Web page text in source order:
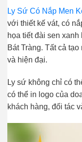
Ly Sứ Có Nắp Men
với thiết kế vát, có
họa tiết đài sen
Bát Tràng. Tất cả
và hiện đại.
Ly sứ không chỉ có
có thể in logo của
khách hàng, đối tác